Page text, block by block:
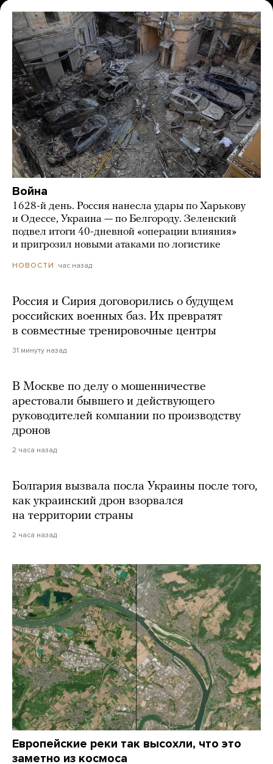
Война
1628-й день. Россия нанесла удары по Харькову
и Одессе, Украина — по Белгороду. Зеленский
подвел итоги 40-дневной «операции влияния»
и пригрозил новыми атаками по логистике
НОВОСТИ час назад
Россия и Сирия договорились о будущем
российских военных баз. Их превратят
в совместные тренировочные центры
31 минуту назад
В Москве по делу о мошенничестве
арестовали бывшего и действующего
руководителей компании по производству
дронов
2 часа назад
Болгария вызвала посла Украины после того,
как украинский дрон взорвался
на территории страны
2 часа назад
Европейские реки так высохли, что это
заметно из космоса